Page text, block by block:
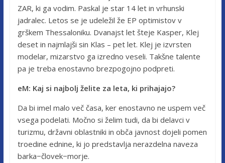
ZAR, ki ga vodim. Paskal je star 14 let in vrhunski
jadralec. Letos se je udeležil že EP optimistov v
grškem Thessaloniku. Dvanajst let šteje Kasper, Klej
deset in najmlajši sin Klas – pet let. Klej je izvrsten
modelar, mizarstvo ga izredno veseli. Takšne talente
pa je treba enostavno brezpogojno podpreti.
eM: Kaj si najbolj želite za leta, ki prihajajo?
Da bi imel malo več časa, ker enostavno ne uspem več
vsega podelati. Močno si želim tudi, da bi delavci v
turizmu, državni oblastniki in obča javnost dojeli pomen
troedine ednine, ki jo predstavlja nerazdelna naveza
barka−človek−morje.